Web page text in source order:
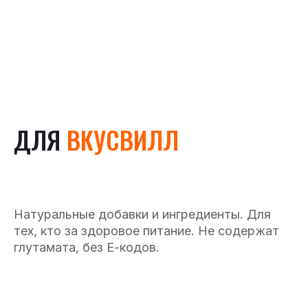
ДЛЯ ВКУСВИЛЛ
Натуральные добавки и ингредиенты. Для
тех, кто за здоровое питание. Не содержат
глутамата, без Е-кодов.